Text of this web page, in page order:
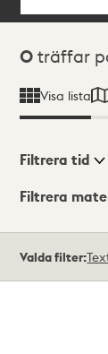
0 träffar
Visa lista
Visningsläge
Filtrera tid
Filtrera
träffar
Valda filter: